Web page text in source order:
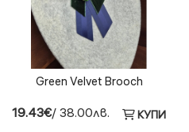
Green Velvet Brooch
19.43€/ 38.00лв. КУПИ